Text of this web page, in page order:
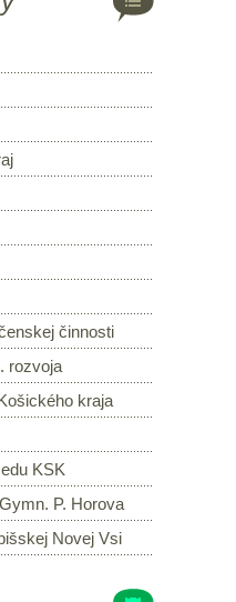
činnosti
rozvoja
kraja
KSK
P. Horova
Novej Vsi